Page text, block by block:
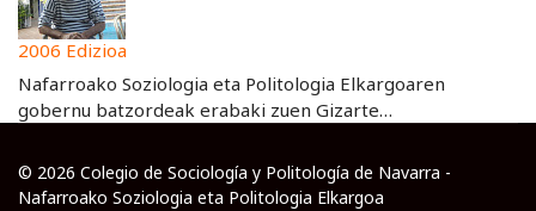
2006 Edizioa
Nafarroako Soziologia eta Politologia Elkargoaren
gobernu batzordeak erabaki zuen Gizarte…
© 2026 Colegio de Sociología y Politología de Navarra -
Nafarroako Soziologia eta Politologia Elkargoa